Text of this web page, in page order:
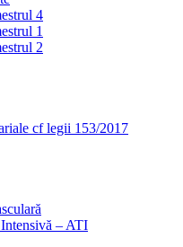
4
1
2
cf legii 153/2017
– ATI